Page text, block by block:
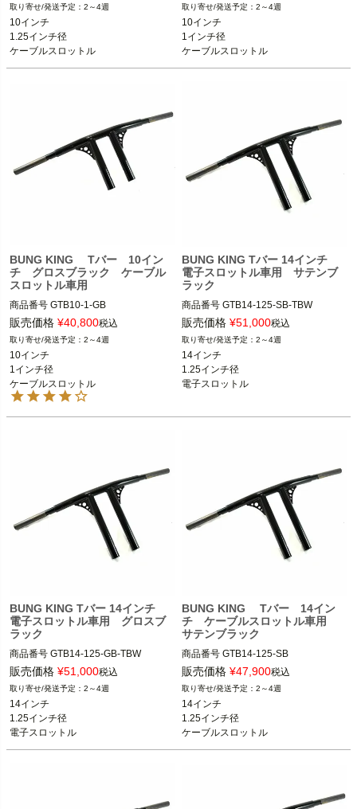
BUNG KING(バンキン)
2～4週
10インチ
1.25インチ径
ケーブルスロットル
BUNG KING(バンキン)
2～4週
10インチ
1インチ径
ケーブルスロットル
BUNG KING Tバー 10イン
チ グロスブラック ケーブル
スロットル車用
商品番号 GTB10-1-GB
スポーツスター、ダイナ、ソフテイル
販売価格 ¥40,800税込
2～4週
10インチ
1インチ径
ケーブルスロットル
BUNG KING Tバー 14インチ
電子スロットル車用 サテンブ
ラック
商品番号 GTB14-125-SB-TBW
スポーツスター、ダイナ、ソフテイル
販売価格 ¥51,000税込
2～4週
14インチ
1.25インチ径
電子スロットル
BUNG KING Tバー 14インチ
電子スロットル車用 グロスブ
ラック
商品番号 GTB14-125-GB-TBW
スポーツスター、ダイナ、ソフテイル
販売価格 ¥51,000税込
2～4週
14インチ
1.25インチ径
電子スロットル
BUNG KING Tバー 14イン
チ ケーブルスロットル車用
サテンブラック
商品番号 GTB14-125-SB
スポーツスター、ダイナ、ソフテイル
販売価格 ¥47,900税込
2～4週
14インチ
1.25インチ径
ケーブルスロットル